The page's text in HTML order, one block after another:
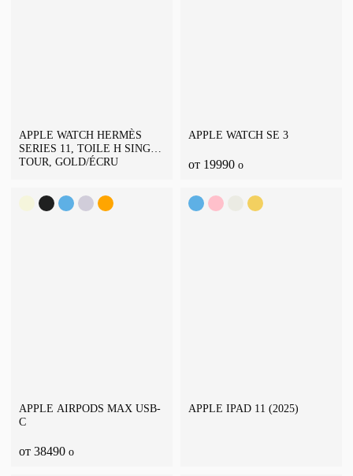
APPLE WATCH HERMÈS
SERIES 11, TOILE H SINGLE
TOUR, GOLD/ÉCRU
APPLE WATCH SE 3
от 19990 o
APPLE AIRPODS MAX USB-
C
от 38490 o
APPLE IPAD 11 (2025)